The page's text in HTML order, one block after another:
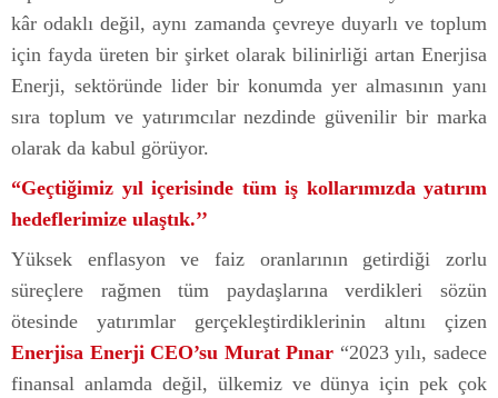
kâr odaklı değil, aynı zamanda çevreye duyarlı ve toplum
için fayda üreten bir şirket olarak bilinirliği artan Enerjisa
Enerji, sektöründe lider bir konumda yer almasının yanı
sıra toplum ve yatırımcılar nezdinde güvenilir bir marka
olarak da kabul görüyor.
“Geçtiğimiz yıl içerisinde tüm iş kollarımızda yatırım
hedeflerimize ulaştık.’’
Yüksek enflasyon ve faiz oranlarının getirdiği zorlu
süreçlere rağmen tüm paydaşlarına verdikleri sözün
ötesinde yatırımlar gerçekleştirdiklerinin altını çizen
Enerjisa Enerji CEO’su Murat Pınar “2023 yılı, sadece
finansal anlamda değil, ülkemiz ve dünya için pek çok